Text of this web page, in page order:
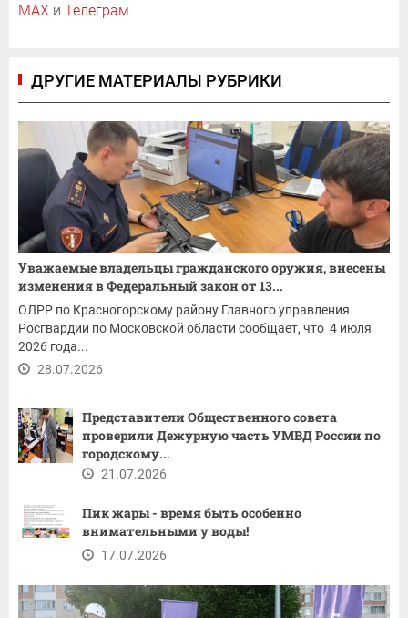
MAX и Телеграм.
ДРУГИЕ МАТЕРИАЛЫ РУБРИКИ
Уважаемые владельцы гражданского оружия, внесены
изменения в Федеральный закон от 13...
ОЛРР по Красногорскому району Главного управления
Росгвардии по Московской области сообщает, что 4 июля
2026 года...
28.07.2026
Представители Общественного совета
проверили Дежурную часть УМВД России по
городскому...
21.07.2026
Пик жары - время быть особенно
внимательными у воды!
17.07.2026